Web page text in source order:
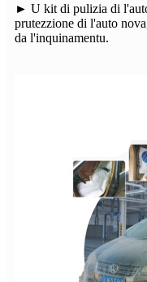
► U kit di pulizia di
prutezzione di l'auto
da l'inquinamentu.